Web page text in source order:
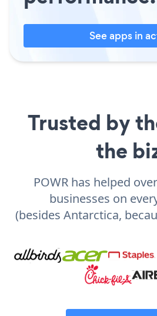
See apps in
Trusted by
the
POWR has helped
businesses on
(besides Antarctica,